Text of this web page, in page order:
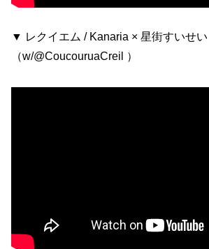
▼ レクイエム / Kanaria × 星街すいせい
（w/@CoucouruaCreil ）